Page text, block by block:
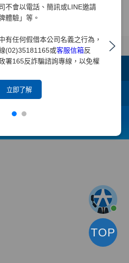
不會以電話、簡訊或LINE邀請
體驗」等。
有任何假借本公司名義之行為，
(02)35181165或客服信箱反
署165反詐騙諮詢專線，以免權
立即了解
TOP